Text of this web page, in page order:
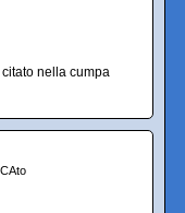
nella cumpa